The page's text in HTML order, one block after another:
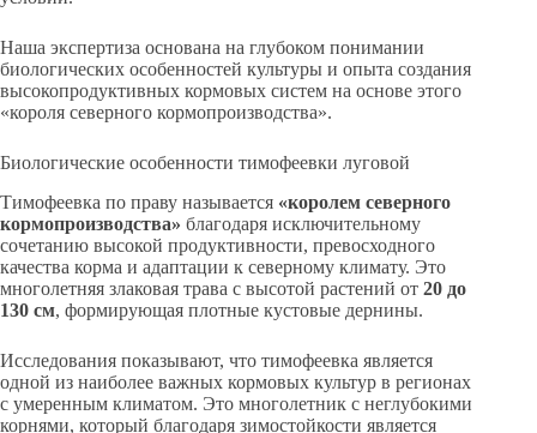
Наша экспертиза основана на глубоком понимании
биологических особенностей культуры и опыта создания
высокопродуктивных кормовых систем на основе этого
«короля северного кормопроизводства».
Биологические особенности тимофеевки луговой
Тимофеевка по праву называется «королем северного
кормопроизводства» благодаря исключительному
сочетанию высокой продуктивности, превосходного
качества корма и адаптации к северному климату. Это
многолетняя злаковая трава с высотой растений от 20 до
130 см, формирующая плотные кустовые дернины.
Исследования показывают, что тимофеевка является
одной из наиболее важных кормовых культур в регионах
с умеренным климатом. Это многолетник с неглубокими
корнями, который благодаря зимостойкости является